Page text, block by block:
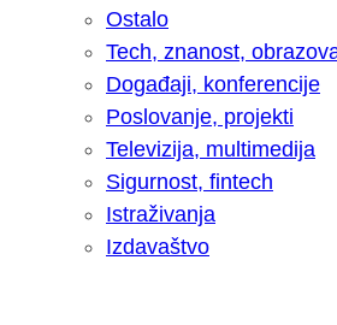
Ostalo
Tech, znanost,
Događaji, konferencije
Poslovanje, projekti
Televizija, multimedija
Sigurnost, fintech
Istraživanja
Izdavaštvo